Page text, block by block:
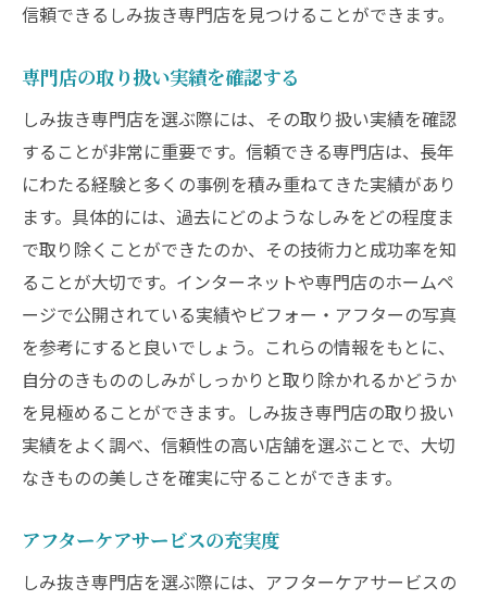
信頼できるしみ抜き専門店を見つけることができます。
専門店の取り扱い実績を確認する
しみ抜き専門店を選ぶ際には、その取り扱い実績を確認
することが非常に重要です。信頼できる専門店は、長年
にわたる経験と多くの事例を積み重ねてきた実績があり
ます。具体的には、過去にどのようなしみをどの程度ま
で取り除くことができたのか、その技術力と成功率を知
ることが大切です。インターネットや専門店のホームペ
ージで公開されている実績やビフォー・アフターの写真
を参考にすると良いでしょう。これらの情報をもとに、
自分のきもののしみがしっかりと取り除かれるかどうか
を見極めることができます。しみ抜き専門店の取り扱い
実績をよく調べ、信頼性の高い店舗を選ぶことで、大切
なきものの美しさを確実に守ることができます。
アフターケアサービスの充実度
しみ抜き専門店を選ぶ際には、アフターケアサービスの